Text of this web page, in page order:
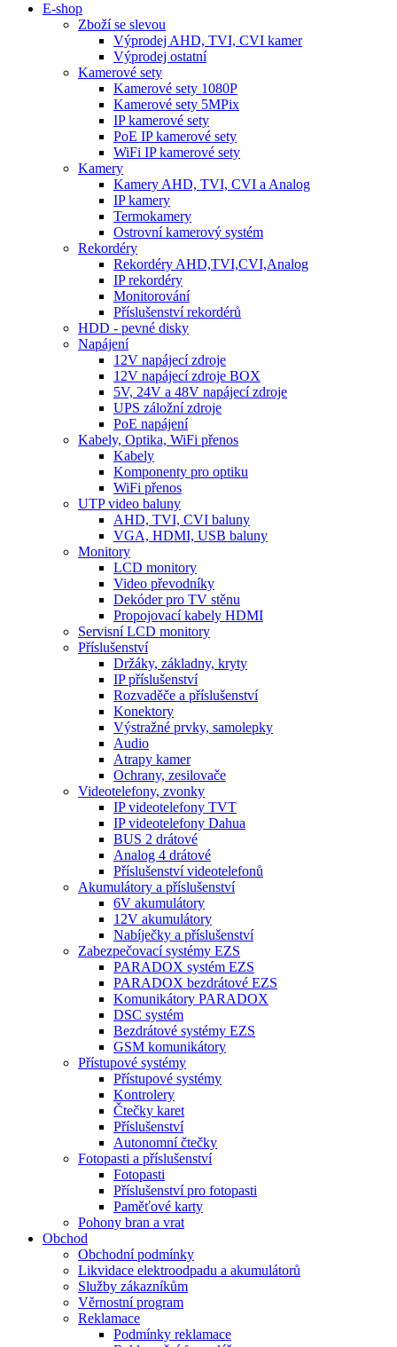
E-shop
Zboží se slevou
Výprodej AHD, TVI, CVI kamer
Výprodej ostatní
Kamerové sety
Kamerové sety 1080P
Kamerové sety 5MPix
IP kamerové sety
PoE IP kamerové sety
WiFi IP kamerové sety
Kamery
Kamery AHD, TVI, CVI a Analog
IP kamery
Termokamery
Ostrovní kamerový systém
Rekordéry
Rekordéry AHD,TVI,CVI,Analog
IP rekordéry
Monitorování
Příslušenství rekordérů
HDD - pevné disky
Napájení
12V napájecí zdroje
12V napájecí zdroje BOX
5V, 24V a 48V napájecí zdroje
UPS záložní zdroje
PoE napájení
Kabely, Optika, WiFi přenos
Kabely
Komponenty pro optiku
WiFi přenos
UTP video baluny
AHD, TVI, CVI baluny
VGA, HDMI, USB baluny
Monitory
LCD monitory
Video převodníky
Dekóder pro TV stěnu
Propojovací kabely HDMI
Servisní LCD monitory
Příslušenství
Držáky, základny, kryty
IP příslušenství
Rozvaděče a příslušenství
Konektory
Výstražné prvky, samolepky
Audio
Atrapy kamer
Ochrany, zesilovače
Videotelefony, zvonky
IP videotelefony TVT
IP videotelefony Dahua
BUS 2 drátové
Analog 4 drátové
Příslušenství videotelefonů
Akumulátory a příslušenství
6V akumulátory
12V akumulátory
Nabíječky a příslušenství
Zabezpečovací systémy EZS
PARADOX systém EZS
PARADOX bezdrátové EZS
Komunikátory PARADOX
DSC systém
Bezdrátové systémy EZS
GSM komunikátory
Přístupové systémy
Přístupové systémy
Kontrolery
Čtečky karet
Příslušenství
Autonomní čtečky
Fotopasti a příslušenství
Fotopasti
Příslušenství pro fotopasti
Paměťové karty
Pohony bran a vrat
Obchod
Obchodní podmínky
Likvidace elektroodpadu a akumulátorů
Služby zákazníkům
Věrnostní program
Reklamace
Podmínky reklamace